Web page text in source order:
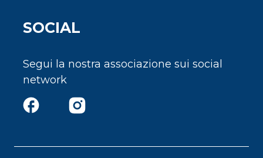
SOCIAL
Segui la nostra associazione sui social
network